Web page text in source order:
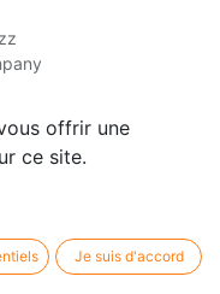
offrir une
ce site.
Je suis d'accord